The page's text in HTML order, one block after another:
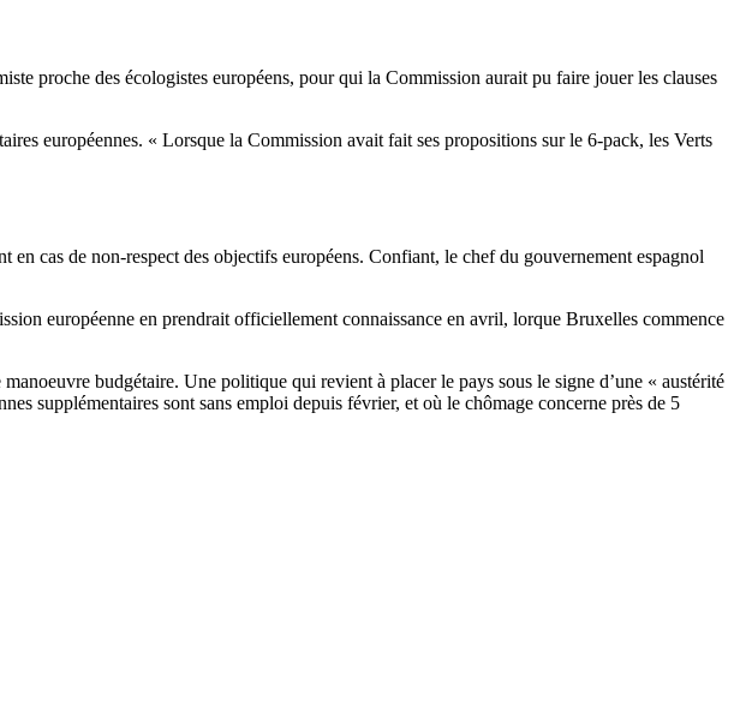
proche des écologistes européens, pour qui la Commission aurait pu faire jouer les clauses
européennes. « Lorsque la Commission avait fait ses propositions sur le 6-pack, les Verts
cas de non-respect des objectifs européens. Confiant, le chef du gouvernement espagnol
européenne en prendrait officiellement connaissance en avril, lorque Bruxelles commence
budgétaire. Une politique qui revient à placer le pays sous le signe d’une « austérité
supplémentaires sont sans emploi depuis février, et où le chômage concerne près de 5